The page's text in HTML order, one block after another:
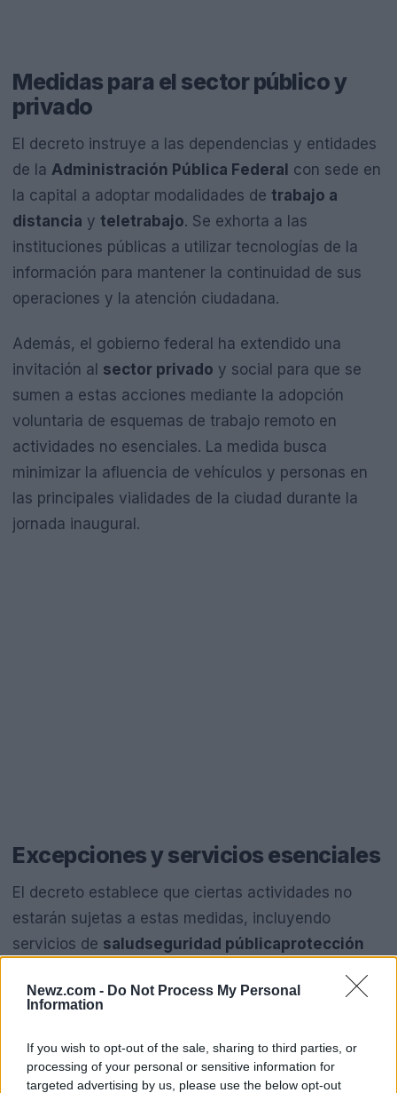
Newz.com - Do Not Process My Personal
Information
If you wish to opt-out of the sale, sharing to third parties, or
processing of your personal or sensitive information for
targeted advertising by us, please use the below opt-out
Medidas para el sector público y
privado
El decreto instruye a las dependencias y entidades
de la Administración Pública Federal con sede en
la capital a adoptar modalidades de trabajo a
distancia y teletrabajo. Se exhorta a las
instituciones públicas a utilizar tecnologías de la
información para mantener la continuidad de sus
operaciones y la atención ciudadana.
Además, el gobierno federal ha extendido una
invitación al sector privado y social para que se
sumen a estas acciones mediante la adopción
voluntaria de esquemas de trabajo remoto en
actividades no esenciales. La medida busca
minimizar la afluencia de vehículos y personas en
las principales vialidades de la ciudad durante la
jornada inaugural.
Excepciones y servicios esenciales
El decreto establece que ciertas actividades no
estarán sujetas a estas medidas, incluyendo
servicios de saludseguridad públicaprotección
del orden público. También se mantendrán
infraestructura crítica, como transporte,
telecomunicaciones y suministro de energía.